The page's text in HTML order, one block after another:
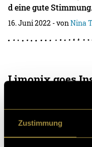
Zustimmung
d eine gute
16. Juni 2022 - vonNina
Limonix goes
Bleibe up to date:
gram abonnieren!
ps auch ein toller
16. Juni 2022- von